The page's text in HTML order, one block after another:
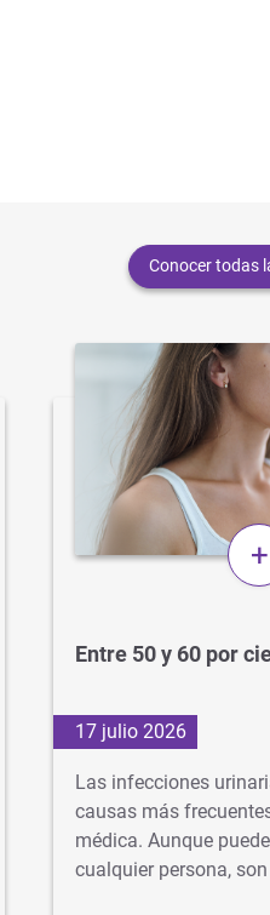
Conocer todas
+
Entre 50 y 60 por
17 julio 2026
Las infecciones
causas más
médica. Aunque
cualquier persona,